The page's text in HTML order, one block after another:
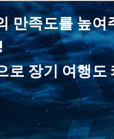
만족도를 높여
로 장기 여행도